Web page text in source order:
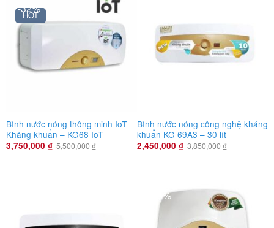
-32%
HOT
Bình nước nóng thông minh IoT
Kháng khuẩn – KG68 IoT
3,750,000 ₫ 5,500,000₫
Bình nước nóng công nghệ kháng
khuẩn KG 69A3 – 30 lít
2,450,000 ₫ 3,850,000₫
-16%